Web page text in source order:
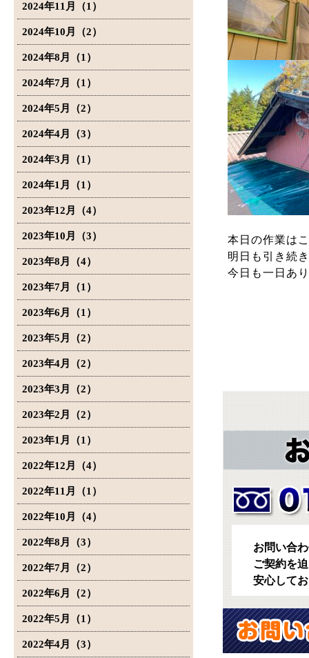
2024年11月（1）
2024年10月（2）
2024年8月（1）
2024年7月（1）
2024年5月（2）
2024年4月（3）
2024年3月（1）
2024年1月（1）
2023年12月（4）
2023年10月（3）
2023年8月（4）
2023年7月（1）
2023年6月（1）
2023年5月（2）
2023年4月（2）
2023年3月（2）
2023年2月（2）
2023年1月（1）
2022年12月（4）
2022年11月（1）
2022年10月（4）
2022年8月（3）
2022年7月（2）
2022年6月（2）
2022年5月（1）
2022年4月（3）
本日の作業は
明日も引き続
今日も一日あ
お問い合
ご契約を
安心して